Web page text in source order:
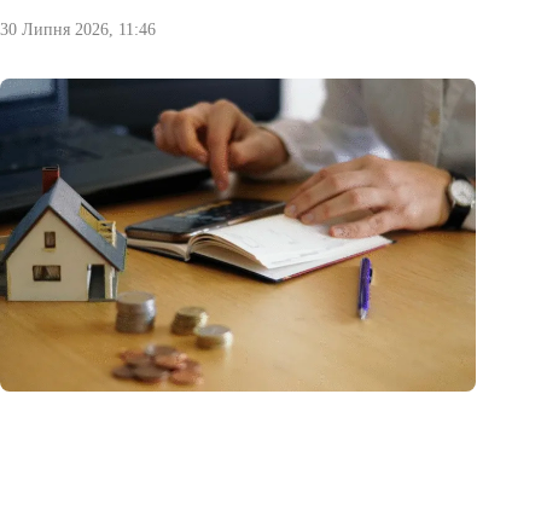
30 Липня 2026, 11:46